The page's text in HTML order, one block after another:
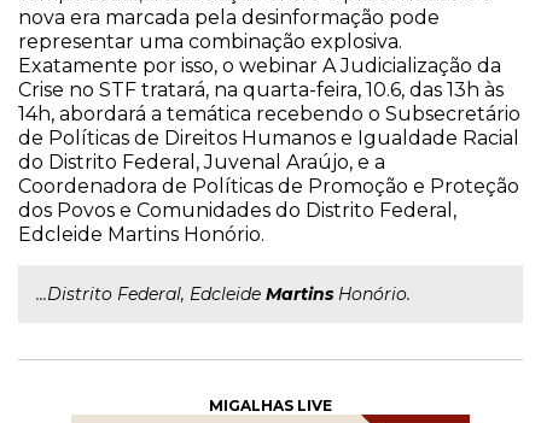
nova era marcada pela desinformação pode
representar uma combinação explosiva.
Exatamente por isso, o webinar A Judicialização da
Crise no STF tratará, na quarta-feira, 10.6, das 13h às
14h, abordará a temática recebendo o Subsecretário
de Políticas de Direitos Humanos e Igualdade Racial
do Distrito Federal, Juvenal Araújo, e a
Coordenadora de Políticas de Promoção e Proteção
dos Povos e Comunidades do Distrito Federal,
Edcleide Martins Honório.
...Distrito Federal, Edcleide Martins Honório.
MIGALHAS LIVE